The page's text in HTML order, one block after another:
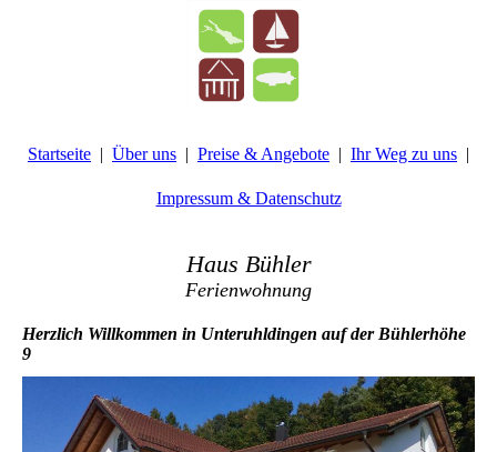
Startseite Über uns Preise & Angebote Ihr Weg zu uns
Impressum & Datenschutz
Haus Bühler
Ferienwohnung
Herzlich Willkommen in Unteruhldingen auf der Bühlerhöhe
9